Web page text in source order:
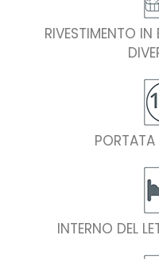
RIVESTIMENTO IN
INTERNO DEL